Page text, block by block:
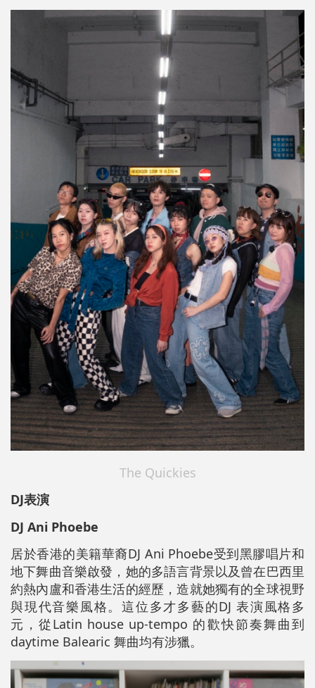
The Quickies
DJ表演
DJ Ani Phoebe
居於香港的美籍華裔DJ Ani Phoebe受到黑膠唱片和
地下舞曲音樂啟發，她的多語言背景以及曾在巴西里
約熱內盧和香港生活的經歷，造就她獨有的全球視野
與現代音樂風格。這位多才多藝的DJ 表演風格多
元，從Latin house up-tempo 的歡快節奏舞曲到
daytime Balearic 舞曲均有涉獵。